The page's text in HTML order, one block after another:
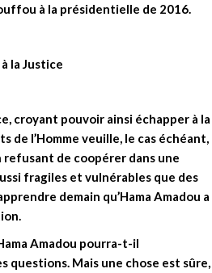
à la présidentielle de 2016.
la Justice
croyant pouvoir ainsi échapper à la
de l’Homme veuille, le cas échéant,
de coopérer dans une
fragiles et vulnérables que des
demain qu’Hama Amadou a
Amadou pourra-t-il
questions. Mais une chose est sûre,